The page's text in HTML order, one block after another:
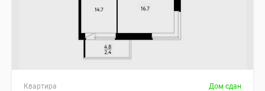
Квартира Дом сдан